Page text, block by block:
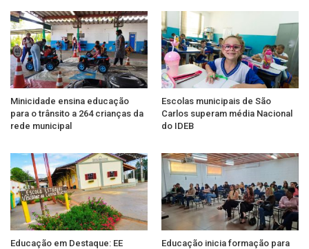
Minicidade ensina educação
para o trânsito a 264 crianças da
rede municipal
Escolas municipais de São
Carlos superam média Nacional
do IDEB
Educação em Destaque: EE
Educação inicia formação para